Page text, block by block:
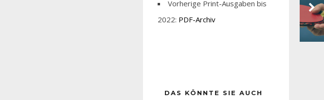
Vorherige Print-Ausgaben bis
2022: PDF-Archiv
DAS KÖNNTE SIE AUCH